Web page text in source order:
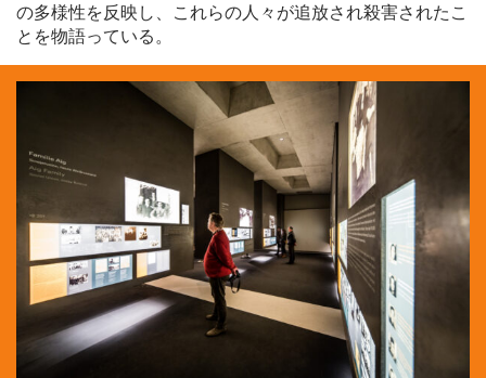
の多様性を反映し、これらの人々が追放され殺害されたこ
とを物語っている。